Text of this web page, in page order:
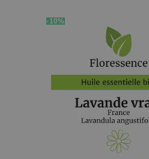
-10%